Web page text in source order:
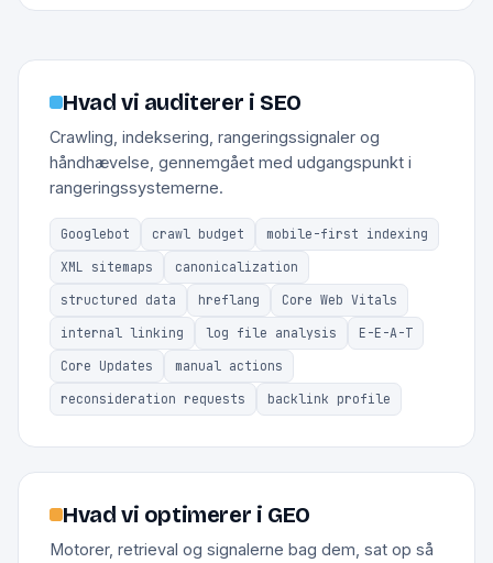
Hvad vi auditerer i SEO
Crawling, indeksering, rangeringssignaler og
håndhævelse, gennemgået med udgangspunkt i
rangeringssystemerne.
Googlebot crawl budget
mobile-first indexing
XML sitemaps
canonicalization
structured data
hreflang
Core Web Vitals
internal linking
log file analysis
E-E-A-T
Core Updates
manual actions
reconsideration requests
backlink profile
Hvad vi optimerer i GEO
Motorer, retrieval og signalerne bag dem, sat op så